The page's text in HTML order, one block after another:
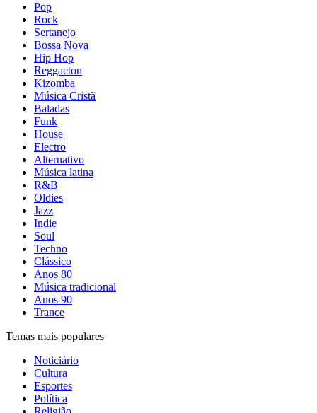
Pop
Rock
Sertanejo
Bossa Nova
Hip Hop
Reggaeton
Kizomba
Música Cristã
Baladas
Funk
House
Electro
Alternativo
Música latina
R&B
Oldies
Jazz
Indie
Soul
Techno
Clássico
Anos 80
Música tradicional
Anos 90
Trance
Temas mais populares
Noticiário
Cultura
Esportes
Política